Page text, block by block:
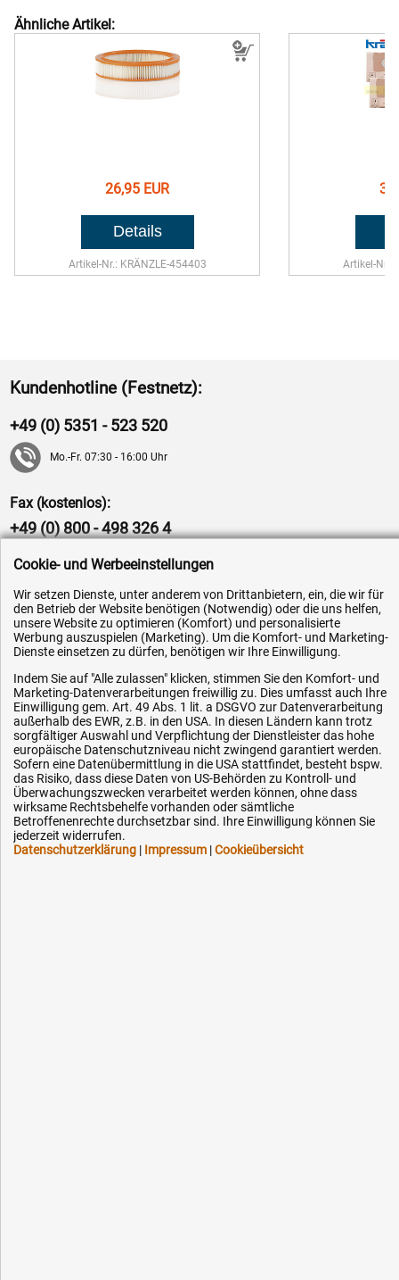
Ähnliche Artikel:
26,95 EUR
Artikel-Nr.: KRÄNZLE-454403 Artikel-Nr.:
Kundenhotline (Festnetz):
+49 (0) 5351 - 523 520
Mo.-Fr. 07:30 - 16:00 Uhr
Fax (kostenlos):
+49 (0) 800 - 498 326 4
E-Mail:
info@hytec-hydraulik.de
Hilfe & Service
Versandkosten
Zahlungsarten
Service
AGB / Widerrufsrecht
Datenschutz
Impressum
Cookie- und Werbeeinstellungen
Wir setzen Dienste, unter anderem von Drittanbietern, ein, die wir für
den Betrieb der Website benötigen (Notwendig) oder die uns helfen,
unsere Website zu optimieren (Komfort) und personalisierte
Werbung auszuspielen (Marketing). Um die Komfort- und Marketing-
Dienste einsetzen zu dürfen, benötigen wir Ihre Einwilligung.
Indem Sie auf "Alle zulassen" klicken, stimmen Sie den Komfort- und
Marketing-Datenverarbeitungen freiwillig zu. Dies umfasst auch Ihre
Einwilligung gem. Art. 49 Abs. 1 lit. a DSGVO zur Datenverarbeitung
außerhalb des EWR, z.B. in den USA. In diesen Ländern kann trotz
sorgfältiger Auswahl und Verpflichtung der Dienstleister das hohe
europäische Datenschutzniveau nicht zwingend garantiert werden.
Sofern eine Datenübermittlung in die USA stattfindet, besteht bspw.
das Risiko, dass diese Daten von US-Behörden zu Kontroll- und
Überwachungszwecken verarbeitet werden können, ohne dass
wirksame Rechtsbehelfe vorhanden oder sämtliche
Betroffenenrechte durchsetzbar sind. Ihre Einwilligung können Sie
jederzeit widerrufen.
Datenschutzerklärung | Impressum |Cookieübersicht